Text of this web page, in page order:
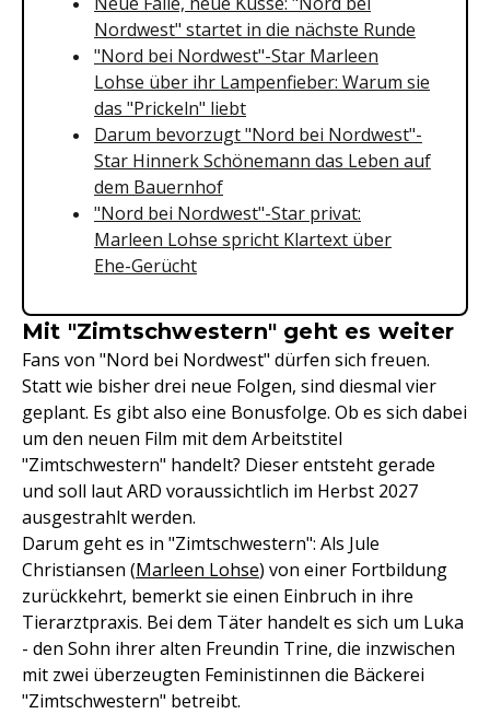
Nordwest" startet in die nächste Runde
"Nord bei Nordwest"-Star Marleen
Lohse über ihr Lampenfieber: Warum sie
das "Prickeln" liebt
Darum bevorzugt "Nord bei Nordwest"-
Star Hinnerk Schönemann das Leben auf
dem Bauernhof
"Nord bei Nordwest"-Star privat:
Marleen Lohse spricht Klartext über
Ehe-Gerücht
Mit "Zimtschwestern" geht es weiter
Fans von "Nord bei Nordwest" dürfen sich freuen.
Statt wie bisher drei neue Folgen, sind diesmal vier
geplant. Es gibt also eine Bonusfolge. Ob es sich dabei
um den neuen Film mit dem Arbeitstitel
"Zimtschwestern" handelt? Dieser entsteht gerade
und soll laut ARD voraussichtlich im Herbst 2027
ausgestrahlt werden.
Darum geht es in "Zimtschwestern": Als Jule
Christiansen (Marleen Lohse) von einer Fortbildung
zurückkehrt, bemerkt sie einen Einbruch in ihre
Tierarztpraxis. Bei dem Täter handelt es sich um Luka
- den Sohn ihrer alten Freundin Trine, die inzwischen
mit zwei überzeugten Feministinnen die Bäckerei
"Zimtschwestern" betreibt.